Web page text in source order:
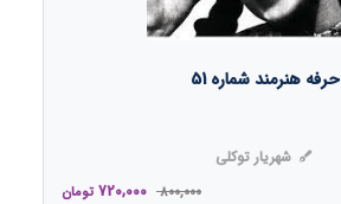
حرفه هنرمند شماره 51
شهریار توکلی
800,000
720,000 تومان